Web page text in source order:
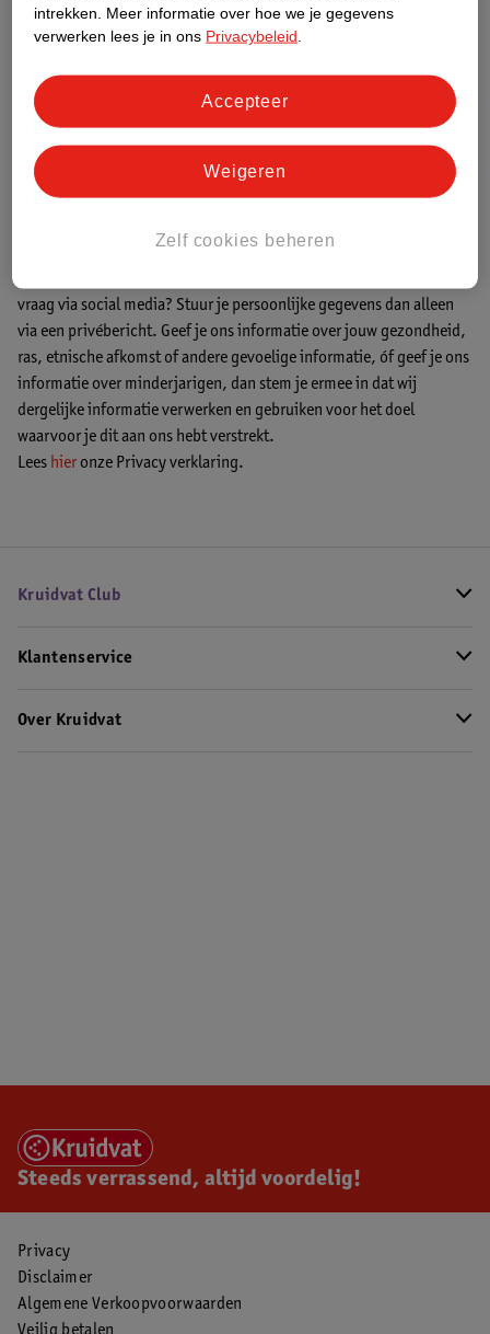
Instagram
Volg ons officiële Instagram kanaal @Kruidvat voor je dagelijkse
dosis beautytips, acties en nieuwe producten!
Ga naar Instagram
vraag via social media? Stuur je persoonlijke gegevens dan alleen
via een privébericht. Geef je ons informatie over jouw gezondheid,
ras, etnische afkomst of andere gevoelige informatie, óf geef je ons
informatie over minderjarigen, dan stem je ermee in dat wij
dergelijke informatie verwerken en gebruiken voor het doel
waarvoor je dit aan ons hebt verstrekt.
Lees hier onze Privacy verklaring.
Kruidvat Club
Klantenservice
Over Kruidvat
Steeds verrassend, altijd voordelig!
Privacy
Disclaimer
Algemene Verkoopvoorwaarden
intrekken.
Meer informatie over hoe we je gegevens
verwerken lees je in ons Privacybeleid
Zelf cookies beheren
Weigeren
Accepteer